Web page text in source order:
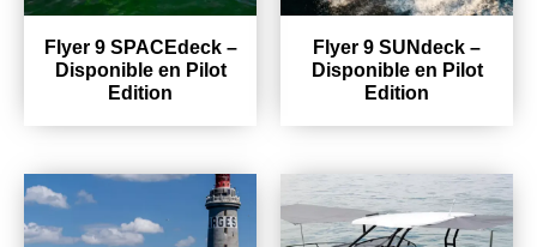
Flyer 9 SPACEdeck –
Disponible en Pilot
Edition
Flyer 9 SUNdeck –
Disponible en Pilot
Edition